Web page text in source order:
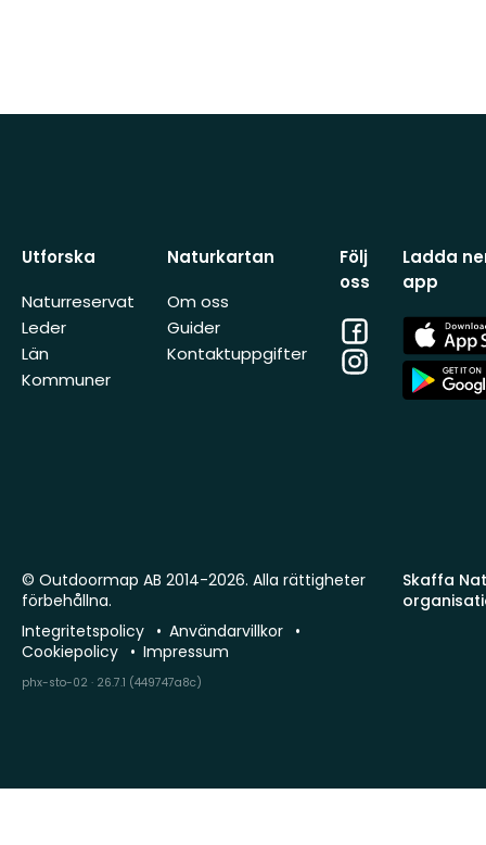
Utforska
Naturreservat
Leder
Län
Kommuner
Naturkartan
Om oss
Guider
Kontaktuppgifter
Följ
oss
Facebook
Instagram
Ladda
app
App
Store
App
Store
Skaffa
© Outdoormap AB 2014-2026. Alla rättigheter
förbehållna.
Integritetspolicy
Användarvillkor
Cookiepolicy
Impressum
phx-sto-02 · 26.7.1 (449747a8c)